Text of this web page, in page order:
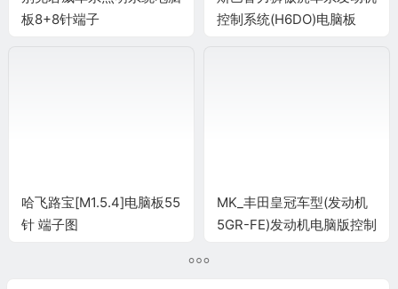
板8+8针端子
控制系统(H6DO)电脑板
哈飞路宝[M1.5.4]电脑板55
针 端子图
MK_丰田皇冠车型(发动机
5GR-FE)发动机电脑版控制